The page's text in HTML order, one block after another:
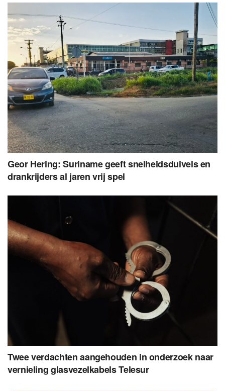
Geor Hering: Suriname geeft snelheidsduivels en
drankrijders al jaren vrij spel
Twee verdachten aangehouden in onderzoek naar
vernieling glasvezelkabels Telesur